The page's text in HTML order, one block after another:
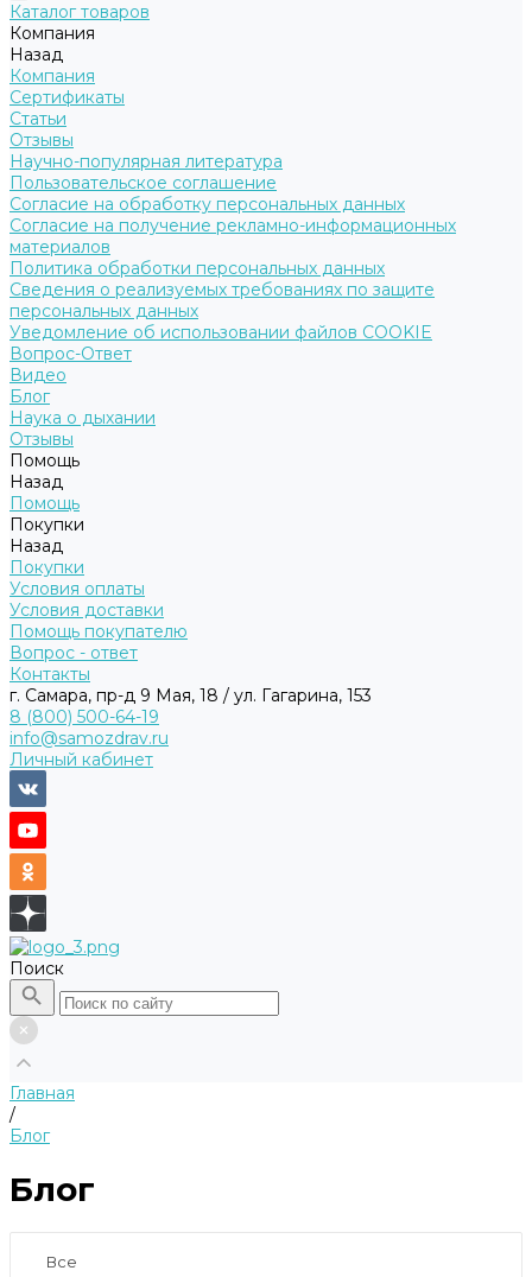
Каталог товаров
Компания
Назад
Компания
Сертификаты
Статьи
Отзывы
Научно-популярная литература
Пользовательское соглашение
Согласие на обработку персональных данных
Согласие на получение рекламно-информационных
материалов
Политика обработки персональных данных
Сведения о реализуемых требованиях по защите
персональных данных
Уведомление об использовании файлов COOKIE
Вопрос-Ответ
Видео
Блог
Наука о дыхании
Отзывы
Помощь
Назад
Помощь
Покупки
Назад
Покупки
Условия оплаты
Условия доставки
Помощь покупателю
Вопрос - ответ
Контакты
г. Самара, пр-д 9 Мая, 18 / ул. Гагарина, 153
8 (800) 500-64-19
info@samozdrav.ru
Личный кабинет
Поиск
Главная
/
Блог
Блог
Все